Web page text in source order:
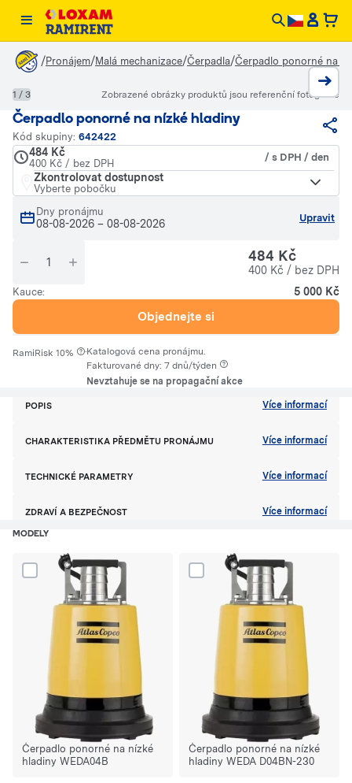
/Pronájem/Malá mechanizace/Čerpadla/Čerpadlo ponorné na
Čerpadlo ponorné na nízké hladiny
Kód skupiny: 642422
484 Kč
400 Kč / bez DPH
/ s DPH / den
Zkontrolovat dostupnost
Vyberte pobočku
Dny pronájmu
08-08-2026 – 08-08-2026 Upravit
484 Kč
400 Kč / bez DPH
Kauce: 5 000 Kč
Objednejte si
RamiRisk 10% ·Katalogová cena pronájmu.
Fakturované dny: 7 dnů/týden
Nevztahuje se na propagační akce
1 / 3 Zobrazené obrázky produktů jsou referenční fotografie
POPIS Více informací
CHARAKTERISTIKA PŘEDMĚTU PRONÁJMU Více informací
TECHNICKÉ PARAMETRY Více informací
ZDRAVÍ A BEZPEČNOST Více informací
MODELY
Dodaj produkt Čerpadlo ponorné na nízké hladiny WEDA04B do
Čerpadlo ponorné na nízké
hladiny WEDA04B
Dodaj produkt Čerpadlo
Čerpadlo ponorné na nízké
hladiny WEDA D04BN-230